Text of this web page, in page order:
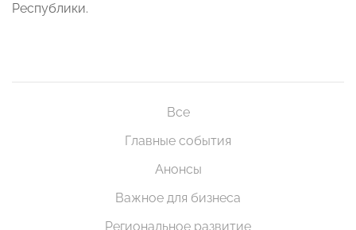
Республики.
Все
Главные события
Анонсы
Важное для бизнеса
Региональное развитие